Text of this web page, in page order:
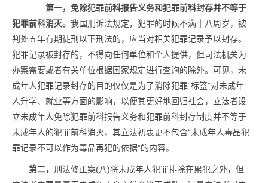
第一，免除犯罪前科报告义务和犯罪前科封存并不等于
犯罪前科消灭。 我国刑诉法规定，犯罪的时候不满十八周岁，被
判处五年有期徒刑以下刑法的，应当对相关犯罪记录予以封存。
犯罪记录被封存的，不得向任何单位和个人提供，但司法机关为
办案需要或者有关单位根据国家规定进行查询的除外。可见，未
成年人犯罪记录封存的目的仅仅是为了消除犯罪“标签”对未成年
人升学、就业等方面的影响，以便其更好地回归社会，立法者设
立未成年人免除犯罪前科报告义务和犯罪前科封存制度并不等于
未成年人的犯罪前科消灭，其立法初衷更不包含“未成年人毒品犯
罪记录不可以作为毒品再犯的依据”的内容。
第二， 刑法修正案(八)将未成年人犯罪排除在累犯之外，但